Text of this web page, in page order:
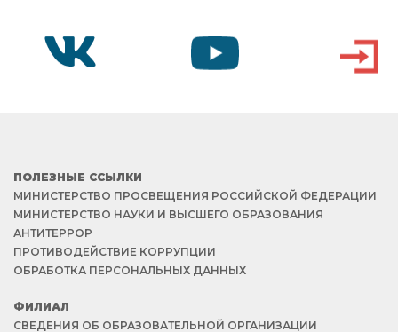
ПОЛЕЗНЫЕ ССЫЛКИ
МИНИСТЕРСТВО ПРОСВЕЩЕНИЯ РОССИЙСКОЙ ФЕДЕРАЦИИ
МИНИСТЕРСТВО НАУКИ И ВЫСШЕГО ОБРАЗОВАНИЯ
АНТИТЕРРОР
ПРОТИВОДЕЙСТВИЕ КОРРУПЦИИ
ОБРАБОТКА ПЕРСОНАЛЬНЫХ ДАННЫХ
ФИЛИАЛ
СВЕДЕНИЯ ОБ ОБРАЗОВАТЕЛЬНОЙ ОРГАНИЗАЦИИ